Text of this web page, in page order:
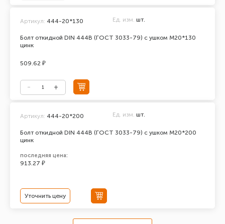
Болт откидной DIN 444В (ГОСТ 3033-79) с ушком М20*130
цинк
Артикул: 444-20*130 Ед. изм. шт.
509.62 ₽
Болт откидной DIN 444В (ГОСТ 3033-79) с ушком М20*200
цинк
Артикул: 444-20*200 Ед. изм. шт.
последняя цена:
913.27 ₽
Уточнить цену